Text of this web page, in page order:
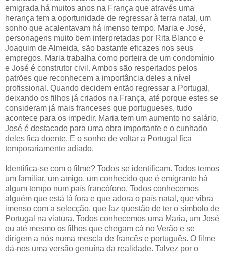
emigrada há muitos anos na França que através uma
herança tem a oportunidade de regressar à terra natal, um
sonho que acalentavam há imenso tempo. Maria e José,
personagens muito bem interpretadas por Rita Blanco e
Joaquim de Almeida, são bastante eficazes nos seus
empregos. Maria trabalha como porteira de um condomínio
e José é construtor civil. Ambos são respeitados pelos
patrões que reconhecem a importância deles a nível
profissional. Quando decidem então regressar a Portugal,
deixando os filhos já criados na França, até porque estes se
consideram já mais franceses que portugueses, tudo
acontece para os impedir. Maria tem um aumento no salário,
José é destacado para uma obra importante e o cunhado
deles fica doente. E o sonho de voltar a Portugal fica
temporariamente adiado.
Identifica-se com o filme? Todos se identificam. Todos temos
um familiar, um amigo, um conhecido que é emigrante há
algum tempo num país francófono. Todos conhecemos
alguém que está lá fora e que adora o país natal, que vibra
imenso com a selecção, que faz questão de ter o símbolo de
Portugal na viatura. Todos conhecemos uma Maria, um José
ou até mesmo os filhos que chegam cá no Verão e se
dirigem a nós numa mescla de francês e português. O filme
dá-nos uma versão genuína da realidade. Talvez por o